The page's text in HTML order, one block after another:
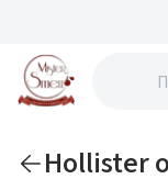
Hollister